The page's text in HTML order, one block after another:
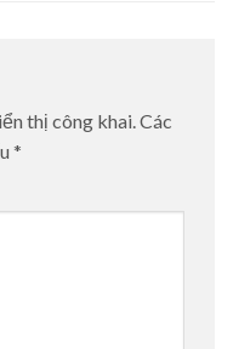
thị công khai.Các
*